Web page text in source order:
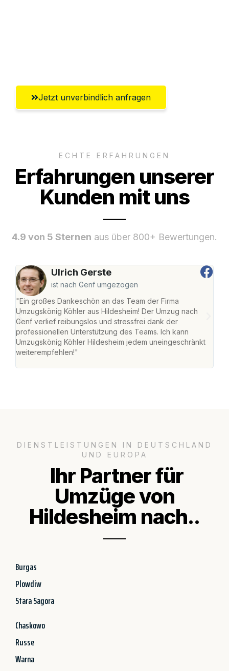
Jetzt unverbindlich anfragen
ECHTE ERFAHRUNGEN
Erfahrungen unserer
Kunden mit uns
4.9 von 5 Sternen aus über 800+ Bewertungen.
Ulrich Gerste
ist nach Genf umgezogen
"Ein großes Dankeschön an das Team der Firma
Umzugskönig Köhler aus Hildesheim! Der Umzug nach
Genf verlief reibungslos und stressfrei dank der
professionellen Unterstützung des Teams. Ich kann
Umzugskönig Köhler Hildesheim jedem uneingeschränkt
weiterempfehlen!"
DIENSTLEISTUNGEN IN DEUTSCHLAND
UND EUROPA
Ihr Partner für
Umzüge von
Hildesheim nach..
Burgas
Plowdiw
Stara Sagora
Chaskowo
Russe
Warna